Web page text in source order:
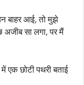
बाहर आई, तो मुझे
सा लगा, पर मैं
में एक छोटी पथरी बताई